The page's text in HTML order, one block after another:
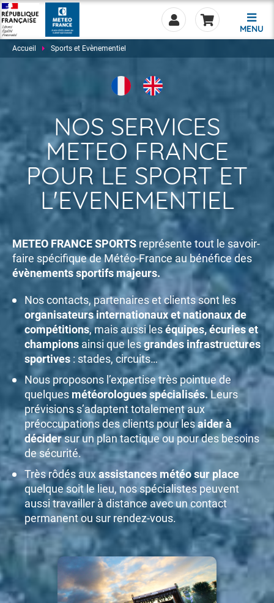
0.00
MENU
Accueil Sports et Evènementiel
NOS SERVICES
METEO FRANCE
POUR LE SPORT ET
L'EVENEMENTIEL
METEO FRANCE SPORTS représente tout le savoir-
faire spécifique de Météo-France au bénéfice des
évènements sportifs majeurs.
Nos contacts, partenaires et clients sont les
organisateurs internationaux et nationaux de
compétitions, mais aussi leséquipes, écuries et
champions ainsi que lesgrandes infrastructures
sportives : stades, circuits…
Nous proposons l’expertise très pointue de
quelques météorologues spécialisés.Leurs
prévisions s’adaptent totalement aux
préoccupations des clients pour lesaider à
décidersur un plan tactique ou pour des besoins
de sécurité.
Très rôdés auxassistances météo sur place
quelque soit le lieu, nos spécialistes peuvent
aussi travailler à distance avec un contact
permanent ou sur rendez-vous.